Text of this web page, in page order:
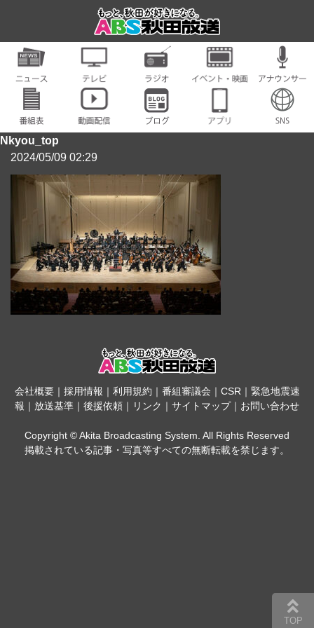
Nkyou_top
2024/05/09 02:29
会社概要｜ 採用情報 ｜ 利用規約 ｜ 番組審議会 ｜ CSR｜ 緊急地震速
報 ｜ 放送基準 ｜ 後援依頼 ｜ リンク ｜ サイトマップ｜ お問い合わせ
Copyright © Akita Broadcasting System. All Rights Reserved
掲載されている記事・写真等すべての無断転載を禁じます。